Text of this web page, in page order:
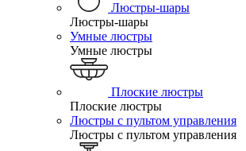
Люстры-шары
Люстры-шары
Умные люстры
Умные люстры
Плоские люстры
Плоские люстры
Люстры с пультом управления
Люстры с пультом управления